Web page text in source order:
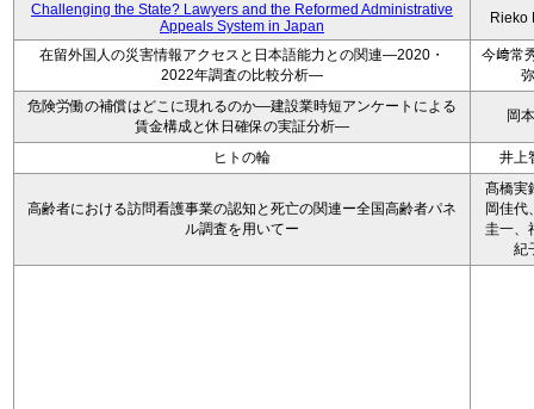
Challenging the State? Lawyers and the Reformed Administrative
Appeals System in Japan
Rieko
在留外国人の災害情報アクセスと日本語能力との関連―2020・
2022年調査の比較分析―
今﨑常
弥
危険労働の補償はどこに現れるのか―建設業時短アンケートによる
賃金構成と休日確保の実証分析―
岡
ヒトの輪 井上
高齢者における訪問看護事業の認知と死亡の関連ー全国高齢者パネ
ル調査を用いてー
髙橋実
岡佳代
圭一、
紀